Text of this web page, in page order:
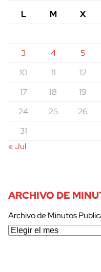
L
M X
3
4 5
10
11 12
17
18 19
24
25 26
31
« Jul
ARCHIVO DE
Archivo de Minutos